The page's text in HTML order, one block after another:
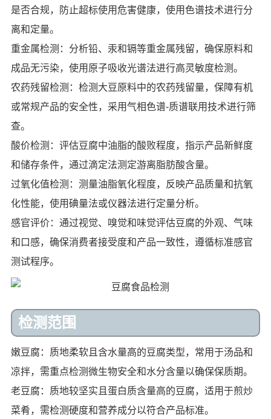
是否合规，防止超标使用危害健康，使用色谱技术进行分
离和定量。
重金属检测：分析铅、汞和镉等重金属残留，确保原料和
成品无污染，使用原子吸收光谱法进行高灵敏度检测。
农药残留检测：检测大豆原料中的农药残留量，保障有机
或常规产品的安全性，采用气相色谱-质谱联用技术进行筛
查。
酸价检测：评估豆腐中油脂的酸败程度，指示产品新鲜度
和储存条件，通过滴定法测定游离脂肪酸含量。
过氧化值检测：测量油脂氧化程度，反映产品质量和抗氧
化性能，使用碘量法或仪器法进行定量分析。
感官评价：通过视觉、嗅觉和味觉评估豆腐的外观、气味
和口感，确保消费者接受度和产品一致性，遵循标准感官
测试程序。
检测范围
嫩豆腐：质地柔软且含水量高的豆腐类型，常用于汤品和
凉拌，需重点检测微生物安全和水分含量以确保保质期。
老豆腐：质地较坚实且蛋白质含量高的豆腐，适用于煎炒
菜肴，需检测硬度和营养成分以符合产品标准。